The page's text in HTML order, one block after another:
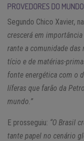
PROVEDORES DO MUNDO
Segundo Chico Xavier,
cres­cerá em
rante a co­mu­ni­dade
tício e de ma­té­rias-
fonte ener­gé­tica com o
lí­feras que farão da
mundo.”
E prosseguiu: “O Brasil
tante papel no ce­nário